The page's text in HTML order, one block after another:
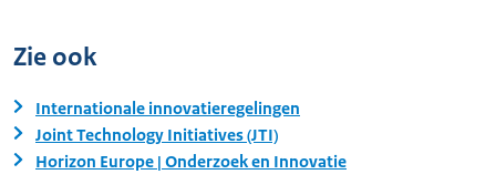
Zie ook
Internationale innovatieregelingen
Joint Technology Initiatives (JTI)
Horizon Europe | Onderzoek en Innovatie